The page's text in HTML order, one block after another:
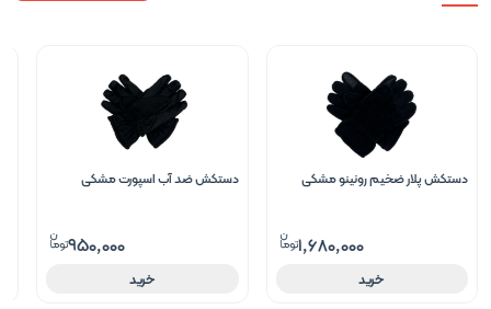
دستکش پلار ضخیم رونینو مشکی
خرید
1,680,000
دستکش ضد آب اسپورت مشکی
خرید
950,000